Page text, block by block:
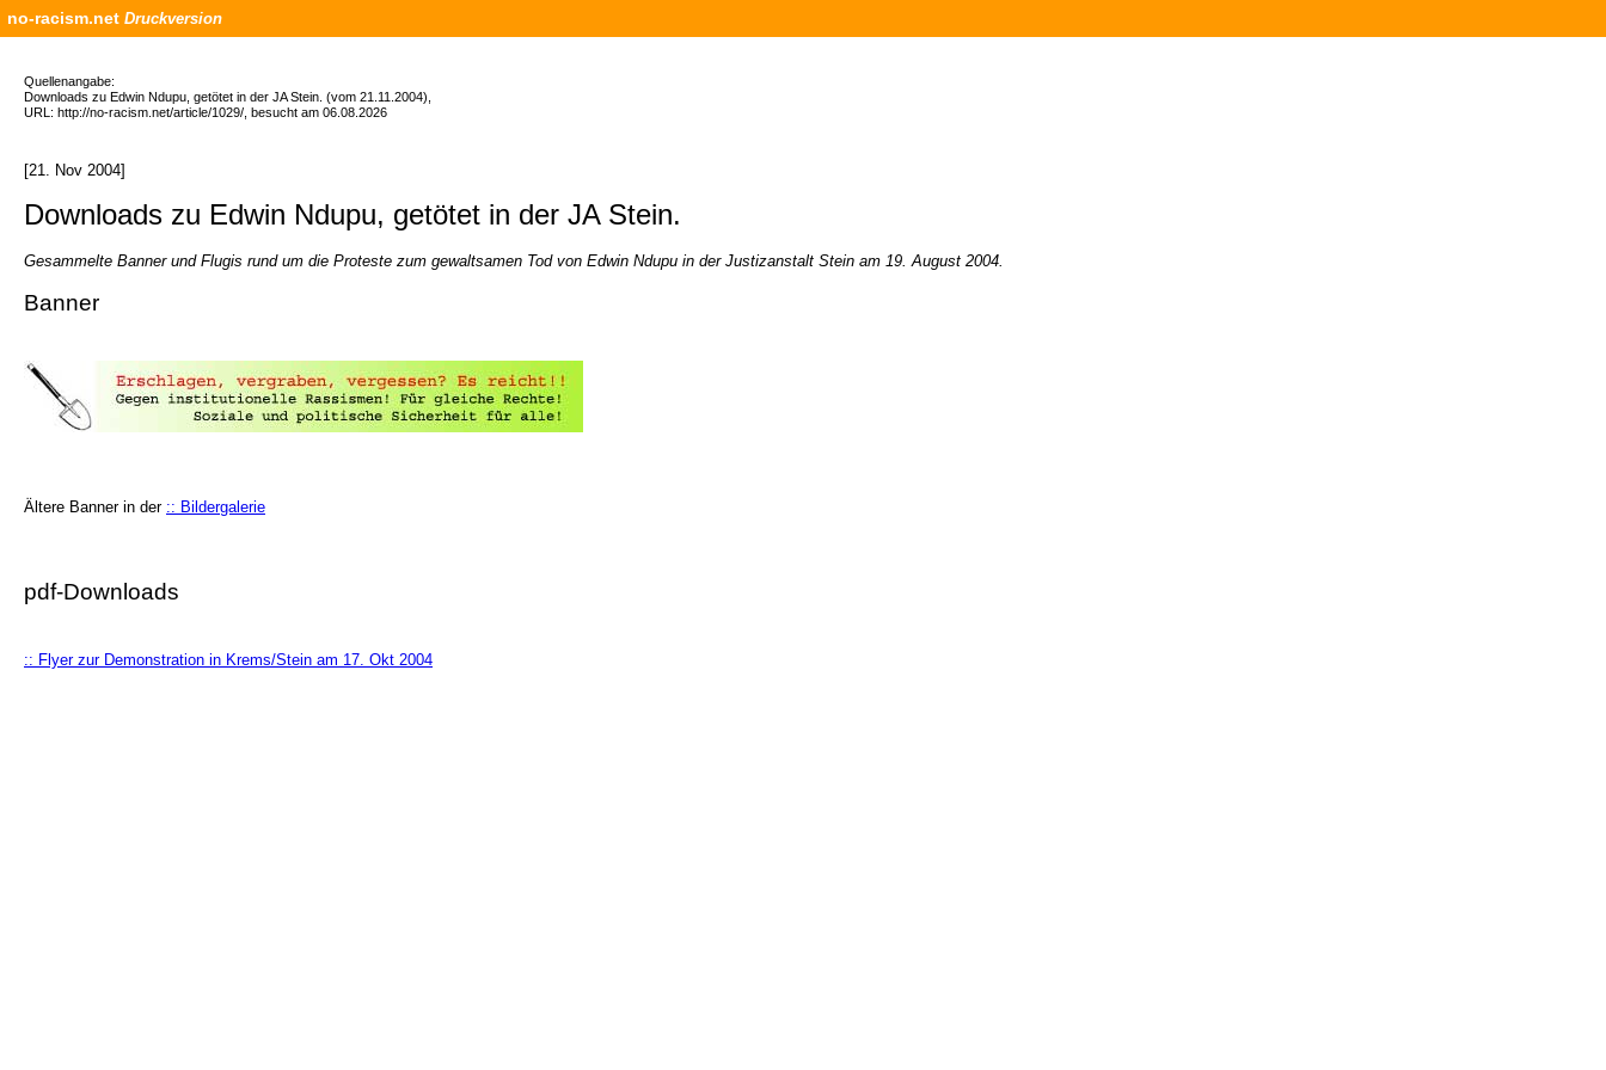
no-racism.net Druckversion
Quellenangabe:
Downloads zu Edwin Ndupu, getötet in der JA Stein. (vom 21.11.2004),
URL: http://no-racism.net/article/1029/, besucht am 06.08.2026
[21. Nov 2004]
Downloads zu Edwin Ndupu, getötet in der JA Stein.
Gesammelte Banner und Flugis rund um die Proteste zum gewaltsamen Tod von Edwin Ndupu in der Justizanstalt Stein am 19. August 2004.
Banner
Ältere Banner in der :: Bildergalerie
pdf-Downloads
:: Flyer zur Demonstration in Krems/Stein am 17. Okt 2004